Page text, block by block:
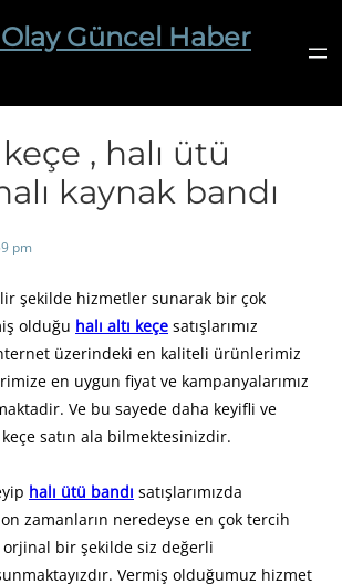
Güncel Haber
keçe , halı ütü
kaynak bandı
pm
şekilde hizmetler sunarak bir çok
olduğu halı altı keçe satışlarımız
üzerindeki en kaliteli ürünlerimiz
en uygun fiyat ve kampanyalarımız
Ve bu sayede daha keyifli ve
satın ala bilmektesinizdir.
halı ütü bandı satışlarımızda
zamanların neredeyse en çok tercih
bir şekilde siz değerli
Vermiş olduğumuz hizmet